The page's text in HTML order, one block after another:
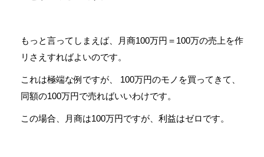
もっと言ってしまえば、月商100万円＝100万の売上を作
リさえすればよいのです。
これは極端な例ですが、 100万円のモノを買ってきて、
同額の100万円で売ればいいわけです。
この場合、月商は100万円ですが、利益はゼロです。